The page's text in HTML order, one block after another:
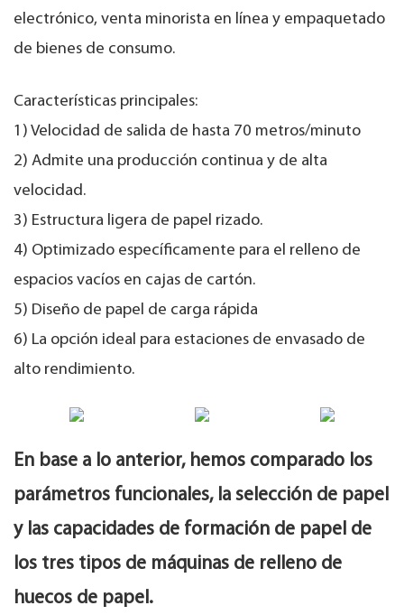
electrónico, venta minorista en línea y empaquetado
de bienes de consumo.
Características principales:
1) Velocidad de salida de hasta 70 metros/minuto
2) Admite una producción continua y de alta
velocidad.
3) Estructura ligera de papel rizado.
4) Optimizado específicamente para el relleno de
espacios vacíos en cajas de cartón.
5) Diseño de papel de carga rápida
6) La opción ideal para estaciones de envasado de
alto rendimiento.
En base a lo anterior, hemos comparado los
parámetros funcionales, la selección de papel
y las capacidades de formación de papel de
los tres tipos de máquinas de relleno de
huecos de papel.